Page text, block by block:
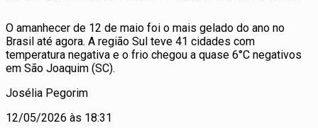
O amanhecer de 12 de maio foi o mais gelado do ano no
Brasil até agora. A região Sul teve 41 cidades com
temperatura negativa e o frio chegou a quase 6°C negativos
em São Joaquim (SC).
Josélia Pegorim
12/05/2026 às 18:31